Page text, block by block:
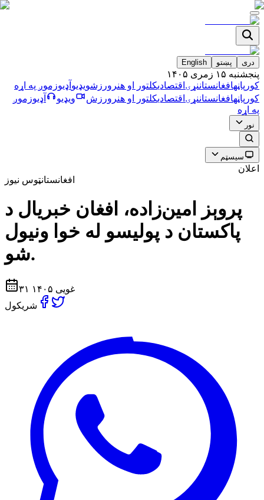
دری پښتو English
پنجشنبه ۱۵ زمری ۱۴۰۵
کورپاڼهافغانستاننړۍ اقتصاديکلتور او هنر ورزشویډیو آډیوزموږ په اړه
کورپاڼهافغانستاننړۍ اقتصاديکلتور او هنر ورزش ویډیو آډیوزموږ
په اړه
نور
سیسټم
اعلان
افغانستانټوس نیوز
پروېز امین‌زاده، افغان خبریال د
پاکستان د پولیسو له خوا ونیول
شو.
۳۱ غویی ۱۴۰۵
شریکول